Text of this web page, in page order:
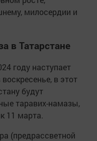
милосердии и
в Татарстане
году наступает
в этот
будут
таравих-намазы,
11 марта.
(предрассветной